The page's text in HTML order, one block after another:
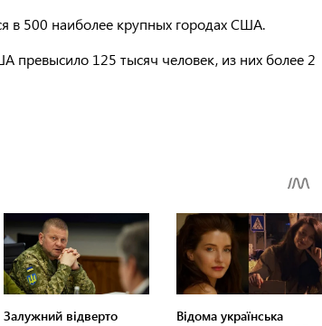
в 500 наиболее крупных городах США.
превысило 125 тысяч человек, из них более 2